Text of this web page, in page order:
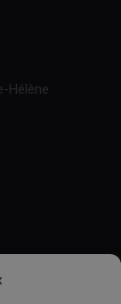
Hélène